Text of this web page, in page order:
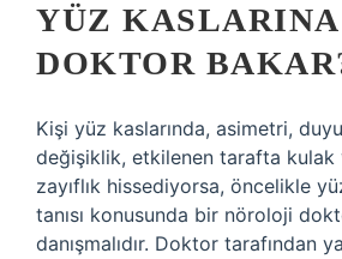
YÜZ
DOKTOR
Kişi yüz kaslarında, asimetri,
değişiklik, etkilenen tarafta kulak
zayıflık hissediyorsa, öncelikle
tanısı konusunda bir nöroloji
danışmalıdır. Doktor tarafından